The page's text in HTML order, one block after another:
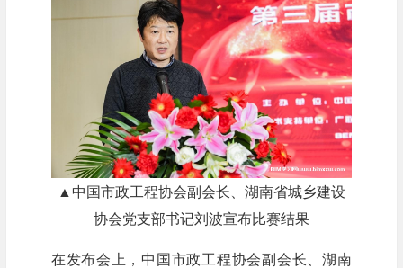
▲中国市政工程协会副会长、湖南省城乡建设
协会党支部书记刘波宣布比赛结果
在发布会上，中国市政工程协会副会长、湖南